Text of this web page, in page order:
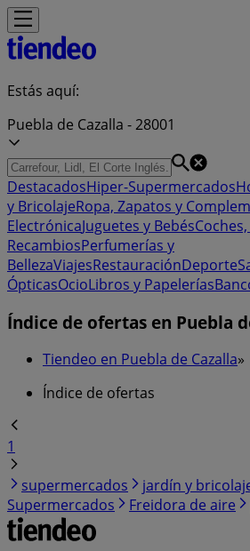
Estás aquí:
Puebla de Cazalla - 28001
DestacadosHiper-Supermercados
y BricolajeRopa, Zapatos y
ElectrónicaJuguetes y Bebés
RecambiosPerfumerías y
BellezaViajesRestauraciónDeporte
ÓpticasOcioLibros y Papelerías
Índice de ofertas en Puebla
Tiendeo en Puebla de Cazalla»
Índice de ofertas
1
supermercados
jardín y
Supermercados
Freidora de aire